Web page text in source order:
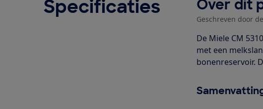
Specificaties Over dit
Geschreven door
De Miele CM
met een
bonenreservoir.